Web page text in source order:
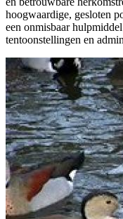
hoogwaardige, gesloten
een onmisbaar
tentoonstellingen en